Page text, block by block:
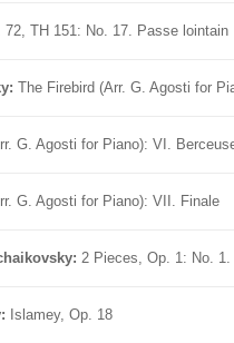
72, TH 151: No. 17. Passe lointain
The Firebird (Arr. G. Agosti for
G. Agosti for Piano): VI.
G. Agosti for Piano): VII. Finale
2 Pieces, Op. 1: No.
Islamey, Op. 18